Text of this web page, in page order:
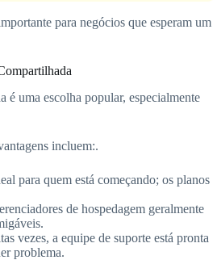
para negócios que esperam um
é uma escolha popular, especialmente
incluem:.
para quem está começando; os planos
de hospedagem geralmente
vezes, a equipe de suporte está pronta
problema.